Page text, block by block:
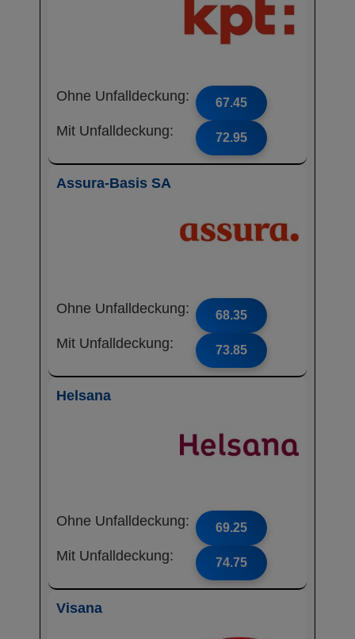
Ohne Unfalldeckung: 67.45
Mit Unfalldeckung: 72.95
Assura-Basis SA
Ohne Unfalldeckung: 68.35
Mit Unfalldeckung: 73.85
Helsana
Ohne Unfalldeckung: 69.25
Mit Unfalldeckung: 74.75
Visana